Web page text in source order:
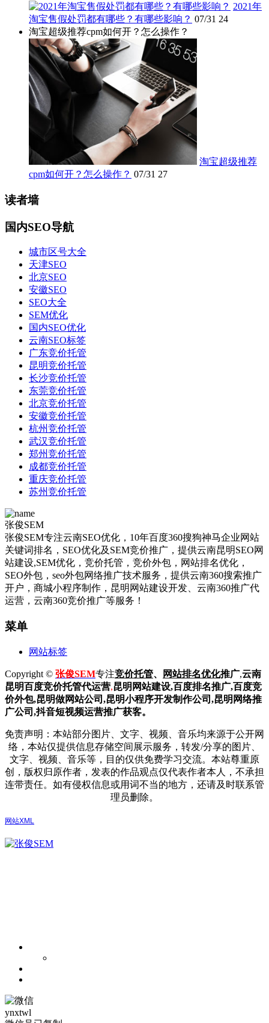
2021年
淘宝售假处罚都有哪些？有哪些影响？ 07/31 24
淘宝超级推荐cpm如何开？怎么操作？
淘宝超级推荐
cpm如何开？怎么操作？ 07/31 27
读者墙
国内SEO导航
城市区号大全
天津SEO
北京SEO
安徽SEO
SEO大全
SEM优化
国内SEO优化
云南SEO标签
广东竞价托管
昆明竞价托管
长沙竞价托管
东莞竞价托管
北京竞价托管
安徽竞价托管
杭州竞价托管
武汉竞价托管
郑州竞价托管
成都竞价托管
重庆竞价托管
苏州竞价托管
张俊SEM
张俊SEM专注云南SEO优化，10年百度360搜狗神马企业网站
关键词排名，SEO优化及SEM竞价推广，提供云南昆明SEO网
站建设,SEM优化，竞价托管，竞价外包，网站排名优化，
SEO外包，seo外包网络推广技术服务，提供云南360搜索推广
开户，商城小程序制作，昆明网站建设开发、云南360推广代
运营，云南360竞价推广等服务！
菜单
网站标签
Copyright © 张俊SEM专注竞价托管、 网站排名优化推广,云南
昆明百度竞价托管代运营,昆明网站建设,百度排名推广,百度竞
价外包,昆明做网站公司,昆明小程序开发制作公司,昆明网络推
广公司,抖音短视频运营推广获客。
免责声明：本站部分图片、文字、视频、音乐均来源于公开网
络，本站仅提供信息存储空间展示服务，转发/分享的图片、
文字、视频、音乐等，目的仅供免费学习交流。本站尊重原
创，版权归原作者，发表的作品观点仅代表作者本人，不承担
连带责任。如有侵权信息或用词不当的地方，还请及时联系管
理员删除。
网站XML
ynxtwl